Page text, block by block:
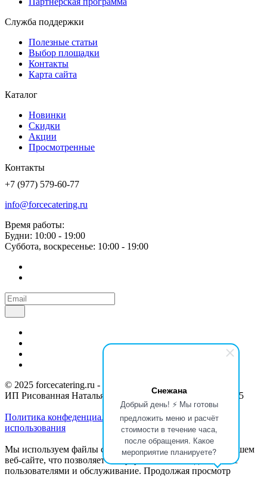
Снежана
Добрый день! ⚡ Мы готовы
предложить меню и расчёт
стоимости в течение часа,
после обращения. Какое
мероприятие планируете?
Служба поддержки
Полезные статьи
Выбор площадки
Контакты
Карта сайта
Каталог
Новинки
Скидки
Акции
Просмотренные
Контакты
+7 (977) 579-60-77
info@forcecatering.ru
Время работы:
Будни: 10:00 - 19:00
Суббота, воскресенье: 10:00 - 19:00
© 2025 forcecatering.ru - кейтеринг по вашим правилам
ИП Рисованная Наталья Николаевна / ИНН 715300150555
Политика конфеденциальности Согласие с условиями
использования
Мы используем файлы cookie для анализа событий на нашем
веб-сайте, что позволяет нам улучшать взаимодействие с
пользователями и обслуживание. Продолжая просмотр